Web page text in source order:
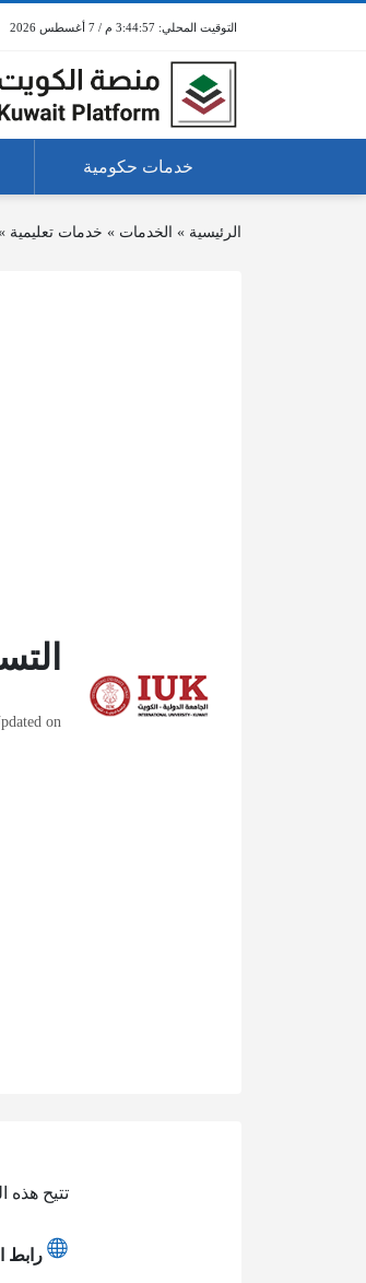
3:44:57 م / 7 أغسطس 2026
خدمات حكومية
الرئيسية » الخدمات » خدمات تعليمية
on
تتيح هذه
رابط